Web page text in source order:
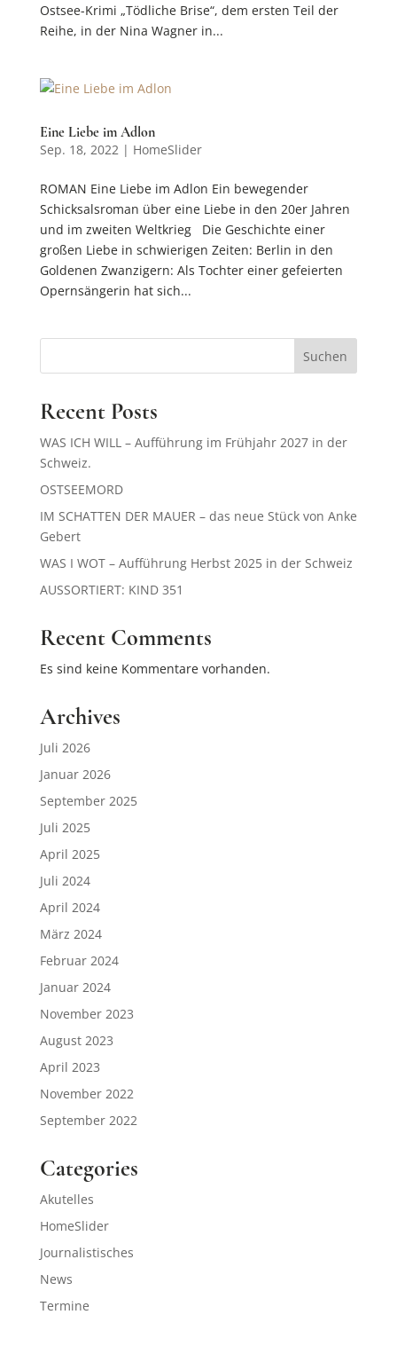
Ostsee-Krimi „Tödliche Brise“, dem ersten Teil der
Reihe, in der Nina Wagner in...
Eine Liebe im Adlon
Sep. 18, 2022| HomeSlider
ROMAN Eine Liebe im Adlon Ein bewegender
Schicksalsroman über eine Liebe in den 20er Jahren
und im zweiten Weltkrieg Die Geschichte einer
großen Liebe in schwierigen Zeiten: Berlin in den
Goldenen Zwanzigern: Als Tochter einer gefeierten
Opernsängerin hat sich...
Suchen
Recent Posts
WAS ICH WILL – Aufführung im Frühjahr 2027 in der
Schweiz.
OSTSEEMORD
IM SCHATTEN DER MAUER – das neue Stück von Anke
Gebert
WAS I WOT – Aufführung Herbst 2025 in der Schweiz
AUSSORTIERT: KIND 351
Recent Comments
Es sind keine Kommentare vorhanden.
Archives
Juli 2026
Januar 2026
September 2025
Juli 2025
April 2025
Juli 2024
April 2024
März 2024
Februar 2024
Januar 2024
November 2023
August 2023
April 2023
November 2022
September 2022
Categories
Akutelles
HomeSlider
Journalistisches
News
Termine